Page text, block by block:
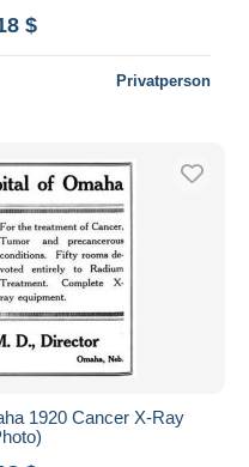
$
Privatperson
1920 Cancer X-Ray